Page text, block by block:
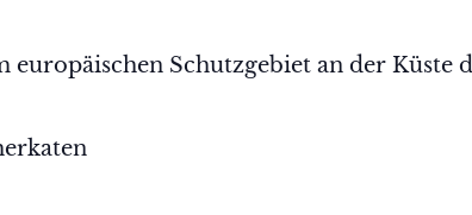
Schutzgebiet an der Küste